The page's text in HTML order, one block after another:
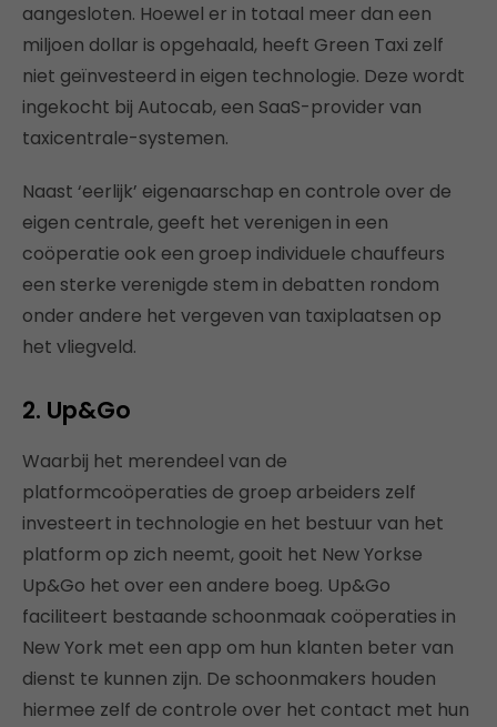
aangesloten. Hoewel er in totaal meer dan een
miljoen dollar is opgehaald, heeft Green Taxi zelf
niet geïnvesteerd in eigen technologie. Deze wordt
ingekocht bij Autocab, een SaaS-provider van
taxicentrale-systemen.
Naast ‘eerlijk’ eigenaarschap en controle over de
eigen centrale, geeft het verenigen in een
coöperatie ook een groep individuele chauffeurs
een sterke verenigde stem in debatten rondom
onder andere het vergeven van taxiplaatsen op
het vliegveld.
2. Up&Go
Waarbij het merendeel van de
platformcoöperaties de groep arbeiders zelf
investeert in technologie en het bestuur van het
platform op zich neemt, gooit het New Yorkse
Up&Go het over een andere boeg. Up&Go
faciliteert bestaande schoonmaak coöperaties in
New York met een app om hun klanten beter van
dienst te kunnen zijn. De schoonmakers houden
hiermee zelf de controle over het contact met hun